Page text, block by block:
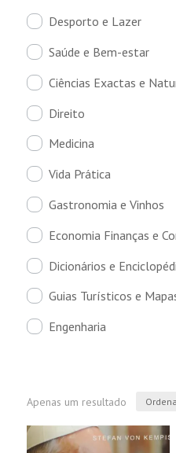
Desporto e Lazer
Saúde e Bem-estar
Ciências Exactas e
Direito
Medicina
Vida Prática
Gastronomia e Vinhos
Economia Finanças e
Dicionários e
Guias Turísticos e
Engenharia
Apenas um resultado